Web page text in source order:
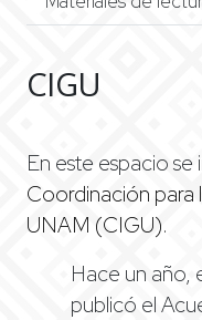
CIGU
En este espacio se
Coordinación para
UNAM (CIGU).
Hace un año,
publicó el